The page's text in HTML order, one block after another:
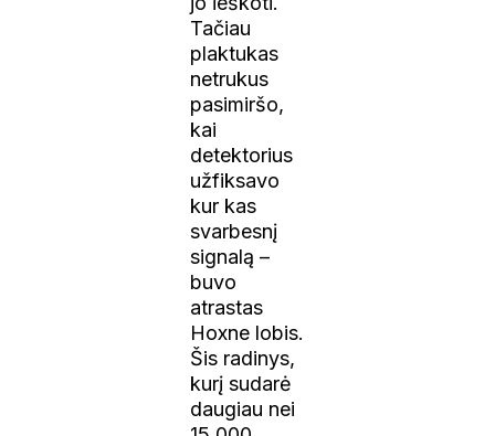
Tačiau
plaktukas
netrukus
pasimiršo,
kai
detektorius
užfiksavo
kur kas
svarbesnį
signalą –
buvo
atrastas
Hoxne lobis.
Šis radinys,
kurį sudarė
daugiau nei